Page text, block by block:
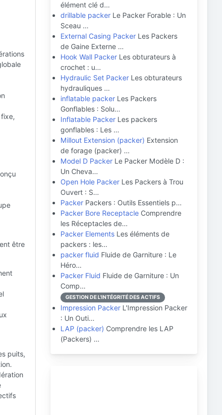
être
puits,
élément clé d…
drillable packer Le Packer Forable : Un
Sceau …
External Casing Packer Les Packers
de Gaine Externe …
Hook Wall Packer Les obturateurs à
crochet : u…
Hydraulic Set Packer Les obturateurs
hydrauliques …
inflatable packer Les Packers
Gonflables : Solu…
Inflatable Packer Les packers
gonflables : Les …
Millout Extension (packer) Extension
de forage (packer) …
Model D Packer Le Packer Modèle D :
Un Cheva…
Open Hole Packer Les Packers à Trou
Ouvert : S…
Packer Packers : Outils Essentiels p…
Packer Bore Receptacle Comprendre
les Réceptacles de…
Packer Elements Les éléments de
packers : les…
packer fluid Fluide de Garniture : Le
Héro…
Packer Fluid Fluide de Garniture : Un
Comp…
GESTION DE L'INTÉGRITÉ DES ACTIFS
Impression Packer L'Impression Packer
: Un Outi…
LAP (packer) Comprendre les LAP
(Packers) …